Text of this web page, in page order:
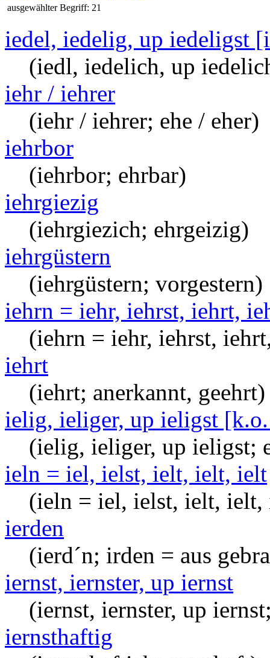
ausgewählter Begriff: 21
iedel, iedelig, up iedeligst
(iedl, iedelich, up
iehr / iehrer
(iehr / iehrer; ehe / eher)
iehrbor
(iehrbor; ehrbar)
iehrgiezig
(iehrgiezich; ehrgeizig)
iehrgüstern
(iehrgüstern; vorgestern)
iehrn = iehr, iehrst, iehrt,
(iehrn = iehr, iehrst,
iehrt
(iehrt; anerkannt, geehrt)
ielig, ieliger, up ieligst
(ielig, ieliger, up ieligst;
ieln = iel, ielst, ielt, ielt, ielt
(ieln = iel, ielst, ielt, ielt,
ierden
(ierd´n; irden = aus
iernst, iernster, up iernst
(iernst, iernster, up
iernsthaftig